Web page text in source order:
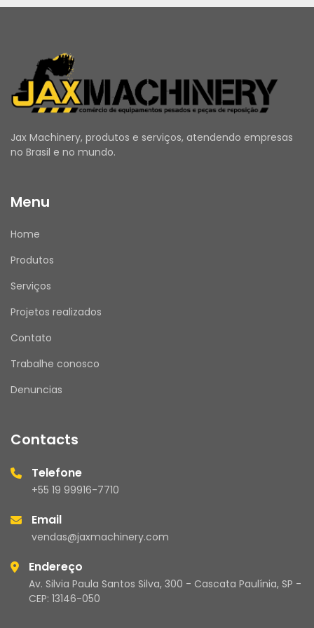
orientações do fabricante.
ANTES DE COMPRAR
Utilize o campo de Perguntas e Respostas
para esclarecer todas as suas dúvidas.
estão atualizados.
APÓS A COMPRA
sua experiência de compra conosco. Sua
opinião é muito importante!
ATENDIMENTO
Nosso horário de atendimento é de segunda a
Mensagens enviadas fora desse horário serão
JAX MACHINERY – Brasil
Compromisso com qualidade e atendimento
de excelência.
Jax Machinery, produtos e serviços, atendendo empresas
no Brasil e no mundo.
Menu
Home
Produtos
Serviços
Projetos realizados
Contato
Trabalhe conosco
Denuncias
Contacts
Telefone
+55 19 99916-7710
Email
vendas@jaxmachinery.com
Endereço
Av. Silvia Paula Santos Silva, 300 - Cascata Paulínia, SP -
CEP: 13146-050